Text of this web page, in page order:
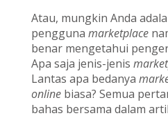
Atau, mungkin Anda
pengguna marketplace
benar mengetahui
Apa saja jenis-jenis
Lantas apa bedanya
onlinebiasa? Semua
bahas bersama dalam